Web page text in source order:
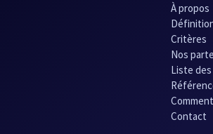
À propos
Critères
Nos
Liste
Contact